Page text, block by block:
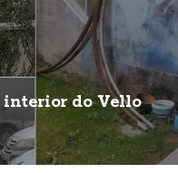
interior do Vello